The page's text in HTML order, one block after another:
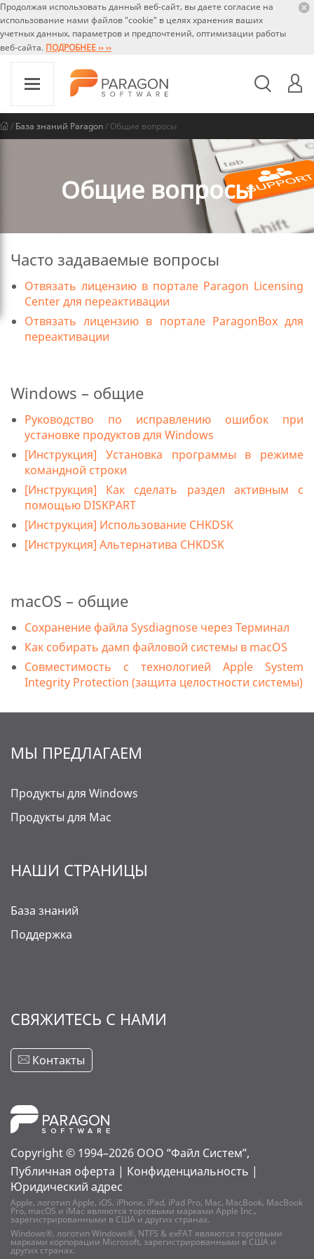
Продолжая использовать данный веб-сайт, вы даете согласие на
использование нами файлов "cookie" в целях хранения ваших
учетных данных, параметров и предпочтений, оптимизации работы
веб-сайта. ПОДРОБНЕЕ ›› ››
/ База знаний Paragon/ Общие вопросы
Общие вопросы
Часто задаваемые вопросы
Отвязать лицензию в портале Paragon Licensing
Center для переактивации
Отвязать лицензию в портале ParagonBox для
переактивации
Windows – общие
Руководство по исправлению ошибок при
установке продуктов для Windows
[Инструкция] Установка программы в режиме
командной строки
[Инструкция] Как сделать раздел активным c
помощью DISKPART
[Инструкция] Использование CHKDSK
[Инструкция] Альтернатива CHKDSK
macOS – общие
Сохранение файла Sysdiagnose через Терминал
Как собирать дамп файловой системы в macOS
Совместимость с технологией Apple System
Integrity Protection (защита целостности системы)
МЫ ПРЕДЛАГАЕМ
Продукты для Windows
Продукты для Mac
НАШИ СТРАНИЦЫ
База знаний
Поддержка
СВЯЖИТЕСЬ С НАМИ
Контакты
Copyright © 1994–2026 ООО “Файл Систем”,
Публичная оферта | Конфиденциальность |
Юридический адрес
Apple, логотип Apple, iOS, iPhone, iPad, iPad Pro, Mac, MacBook, MacBook
Pro, macOS и iMac являются торговыми марками Apple Inc.,
зарегистрированными в США и других странах.
Windows®, логотип Windows®, NTFS & exFAT являются торговыми
марками корпорации Microsoft, зарегистрированными в США и
других странах.